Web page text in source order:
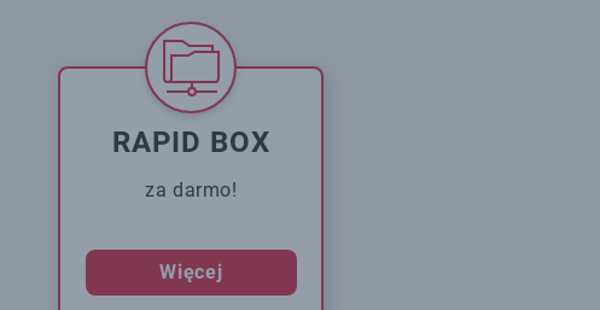
RAPID BOX
za darmo!
Więcej